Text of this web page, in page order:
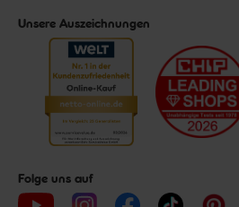
Unsere Auszeichnungen
Folge uns auf